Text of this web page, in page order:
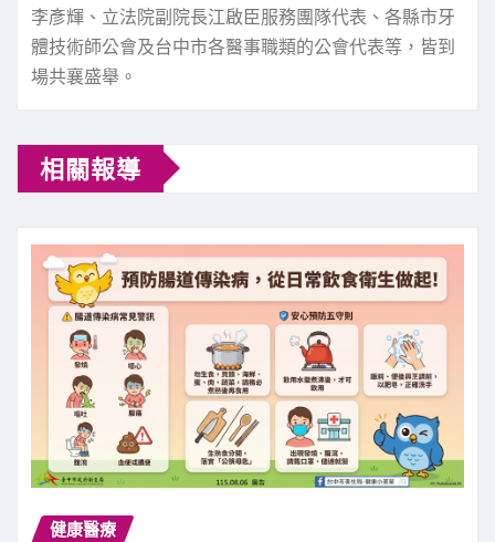
李彥輝、立法院副院長江啟臣服務團隊代表、各縣市牙
體技術師公會及台中市各醫事職類的公會代表等，皆到
場共襄盛舉。
相關報導
健康醫療